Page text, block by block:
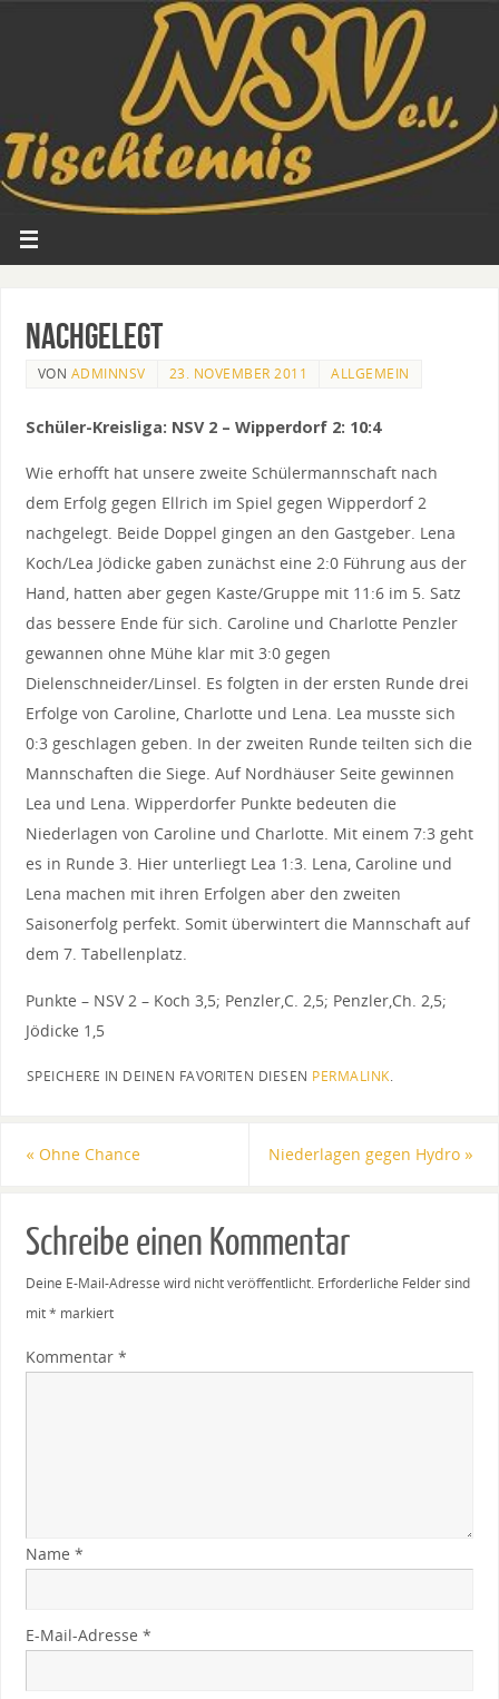
Nachgelegt
VON ADMINNSV 23. NOVEMBER 2011 ALLGEMEIN
Schüler-Kreisliga: NSV 2 – Wipperdorf 2: 10:4
Wie erhofft hat unsere zweite Schülermannschaft nach
dem Erfolg gegen Ellrich im Spiel gegen Wipperdorf 2
nachgelegt. Beide Doppel gingen an den Gastgeber. Lena
Koch/Lea Jödicke gaben zunächst eine 2:0 Führung aus der
Hand, hatten aber gegen Kaste/Gruppe mit 11:6 im 5. Satz
das bessere Ende für sich. Caroline und Charlotte Penzler
gewannen ohne Mühe klar mit 3:0 gegen
Dielenschneider/Linsel. Es folgten in der ersten Runde drei
Erfolge von Caroline, Charlotte und Lena. Lea musste sich
0:3 geschlagen geben. In der zweiten Runde teilten sich die
Mannschaften die Siege. Auf Nordhäuser Seite gewinnen
Lea und Lena. Wipperdorfer Punkte bedeuten die
Niederlagen von Caroline und Charlotte. Mit einem 7:3 geht
es in Runde 3. Hier unterliegt Lea 1:3. Lena, Caroline und
Lena machen mit ihren Erfolgen aber den zweiten
Saisonerfolg perfekt. Somit überwintert die Mannschaft auf
dem 7. Tabellenplatz.
Punkte – NSV 2 – Koch 3,5; Penzler,C. 2,5; Penzler,Ch. 2,5;
Jödicke 1,5
SPEICHERE IN DEINEN FAVORITEN DIESEN PERMALINK.
« Ohne Chance Niederlagen gegen Hydro »
Schreibe einen Kommentar
Deine E-Mail-Adresse wird nicht veröffentlicht. Erforderliche Felder sind
mit* markiert
Kommentar *
Name *
E-Mail-Adresse *